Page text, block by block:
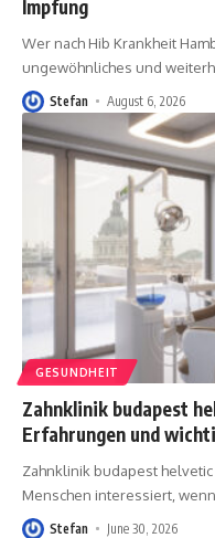
Impfung
Wer nach Hib Krankheit
ungewöhnliches und
Stefan August 6, 2026
GESUNDHEIT
Zahnklinik budapest
Erfahrungen und
Zahnklinik budapest
Menschen interessiert, wenn
Stefan June 30, 2026